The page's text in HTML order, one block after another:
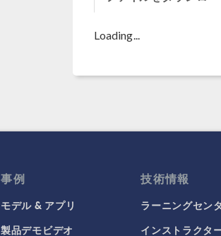
Loading...
事例
モデル & アプリ
製品デモビデオ
技術情報
ラーニングセン
インストラクタ